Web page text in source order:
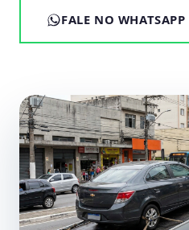
FALE NO WHATSAPP